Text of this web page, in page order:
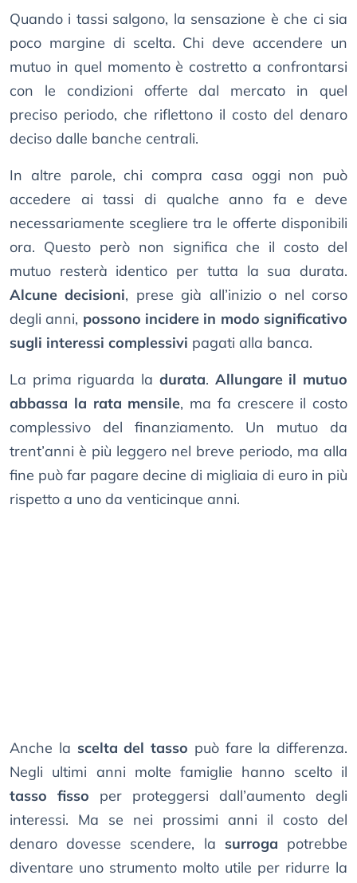
Quando i tassi salgono, la sensazione è che ci sia
poco margine di scelta. Chi deve accendere un
mutuo in quel momento è costretto a confrontarsi
con le condizioni offerte dal mercato in quel
preciso periodo, che riflettono il costo del denaro
deciso dalle banche centrali.
In altre parole, chi compra casa oggi non può
accedere ai tassi di qualche anno fa e deve
necessariamente scegliere tra le offerte disponibili
ora. Questo però non significa che il costo del
mutuo resterà identico per tutta la sua durata.
Alcune decisioni, prese già all’inizio o nel corso
degli anni, possono incidere in modo significativo
sugli interessi complessivi pagati alla banca.
La prima riguarda la durata. Allungare il mutuo
abbassa la rata mensile, ma fa crescere il costo
complessivo del finanziamento. Un mutuo da
trent’anni è più leggero nel breve periodo, ma alla
fine può far pagare decine di migliaia di euro in più
rispetto a uno da venticinque anni.
Anche la scelta del tasso può fare la differenza.
Negli ultimi anni molte famiglie hanno scelto il
tasso fisso per proteggersi dall’aumento degli
interessi. Ma se nei prossimi anni il costo del
denaro dovesse scendere, la surroga potrebbe
diventare uno strumento molto utile per ridurre la